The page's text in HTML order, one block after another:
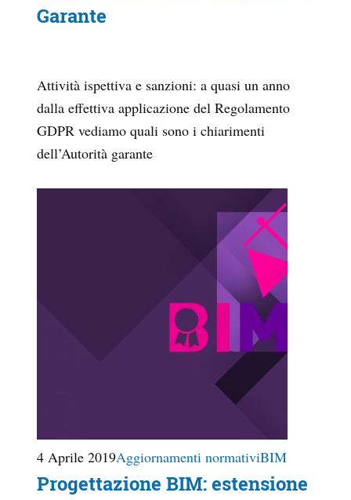
Garante
Attività ispettiva e sanzioni: a quasi un anno
dalla effettiva applicazione del Regolamento
GDPR vediamo quali sono i chiarimenti
dell’Autorità garante
4 Aprile 2019Aggiornamenti normativiBIM
Progettazione BIM: estensione